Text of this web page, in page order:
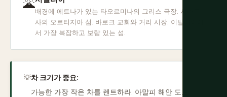
🌋배경에 에트나가 있는 타오르미나의 그리스 극장. 시라쿠
사의 오르티지아 섬. 바로크 교회와 거리 시장. 이탈리아에
서 가장 복잡하고 보람 있는 섬.
💡차 크기가 중요:
가능한 가장 작은 차를 렌트하라. 아말피 해안 도로